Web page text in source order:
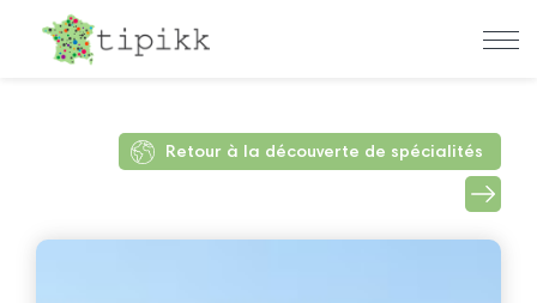
Retour à la découverte de spécialités